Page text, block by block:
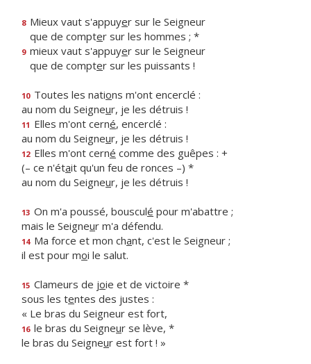
8 Mieux vaut s'appuyer sur le Seigneur
que de compter sur les hommes ; *
9 mieux vaut s'appuyer sur le Seigneur
que de compter sur les puissants !
10 Toutes les nations m'ont encerclé :
au nom du Seigneur, je les détruis !
11 Elles m'ont cerné, encerclé :
au nom du Seigneur, je les détruis !
12 Elles m'ont cerné comme des guêpes : +
(– ce n'était qu'un feu de ronces –) *
au nom du Seigneur, je les détruis !
13 On m'a poussé, bousculé pour m'abattre ;
mais le Seigneur m'a défendu.
14 Ma force et mon chant, c'est le Seigneur ;
il est pour moi le salut.
15 Clameurs de joie et de victoire *
sous les tentes des justes :
« Le bras du Seigneur est fort,
16 le bras du Seigneur se lève, *
le bras du Seigneur est fort ! »